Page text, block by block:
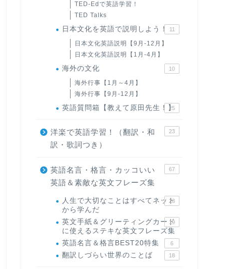
TED-Edで英語学習！
TED Talks
日本文化を英語で説明しよう！ 11
日本文化英語説明【9月-12月】
日本文化英語説明【1月-4月】
海外の文化 10
海外行事【1月～4月】
海外行事【9月-12月】
英語質問箱【教えて原田先生！】
25
洋楽で英語学習！（翻訳・和
訳・歌詞つき）
23
英語名言・格言・カッコいい
英語＆素敵な英文フレーズ集
67
人生で大切なことはすべてネット
から学んだ
23
英文手紙＆グリーティングカード
に使えるステキな英文フレーズ集
19
英語名言＆格言BEST20特集 6
翻訳しづらい世界のことば 18